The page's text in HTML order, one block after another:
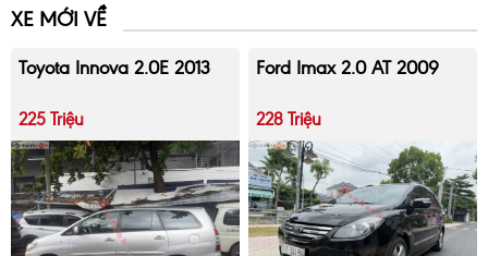
XE MỚI VỀ
Toyota Innova 2.0E 2013
225 Triệu
Ford Imax 2.0 AT 2009
228 Triệu